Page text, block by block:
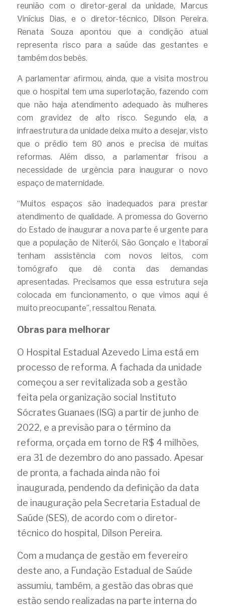
reunião com o diretor-geral da unidade, Marcus
Vinícius Dias, e o diretor-técnico, Dilson Pereira.
Renata Souza apontou que a condição atual
representa risco para a saúde das gestantes e
também dos bebês.
A parlamentar afirmou, ainda, que a visita mostrou
que o hospital tem uma superlotação, fazendo com
que não haja atendimento adequado às mulheres
com gravidez de alto risco. Segundo ela, a
infraestrutura da unidade deixa muito a desejar, visto
que o prédio tem 80 anos e precisa de muitas
reformas. Além disso, a parlamentar frisou a
necessidade de urgência para inaugurar o novo
espaço de maternidade.
“Muitos espaços são inadequados para prestar
atendimento de qualidade. A promessa do Governo
do Estado de inaugurar a nova parte é urgente para
que a população de Niterói, São Gonçalo e Itaboraí
tenham assistência com novos leitos, com
tomógrafo que dê conta das demandas
apresentadas. Precisamos que essa estrutura seja
colocada em funcionamento, o que vimos aqui é
muito preocupante”, ressaltou Renata.
Obras para melhorar
O Hospital Estadual Azevedo Lima está em
processo de reforma. A fachada da unidade
começou a ser revitalizada sob a gestão
feita pela organização social Instituto
Sócrates Guanaes (ISG) a partir de junho de
2022, e a previsão para o término da
reforma, orçada em torno de R$ 4 milhões,
era 31 de dezembro do ano passado. Apesar
de pronta, a fachada ainda não foi
inaugurada, pendendo da definição da data
de inauguração pela Secretaria Estadual de
Saúde (SES), de acordo com o diretor-
técnico do hospital, Dílson Pereira.
Com a mudança de gestão em fevereiro
deste ano, a Fundação Estadual de Saúde
assumiu, também, a gestão das obras que
estão sendo realizadas na parte interna do